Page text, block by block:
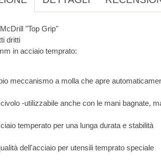
"Top Grip"
dritti
in acciaio temprato:
meccanismo a molla che apre
-utilizzabile anche con le mani bagnate,
temperato per una lunga durata e stabilità
dell'acciaio per utensili temprato speciale